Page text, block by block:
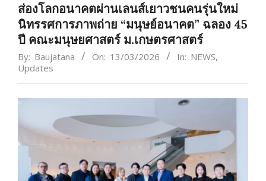
ส่องโลกอนาคตผ่านเลนส์เยาวชนคนรุ่นใหม่
นิทรรศการภาพถ่าย “มนุษย์อนาคต” ฉลอง 45
ปี คณะมนุษยศาสตร์ ม.เกษตรศาสตร์
By: Baujatana On: 13/03/2026 In: NEWS,
Updates